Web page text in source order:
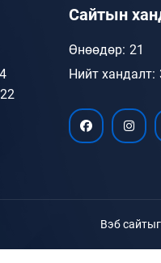
Сайтын
Өнөөдөр: 21
Нийт хандалт:
Вэб